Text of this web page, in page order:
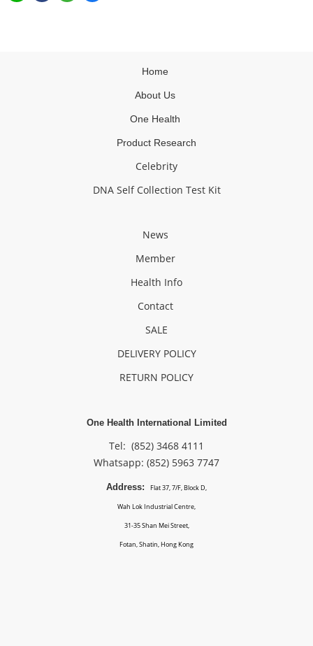
Home
About Us
One Health
Product Research
Celebrity
DNA Self Collection Test Kit
News
Member
Health Info
Contact
SALE
DELIVERY POLICY
RETURN POLICY
One Health International Limited
Tel: (852) 3468 4111
Whatsapp: (852) 5963 7747
Address: Flat 37, 7/F, Block D,
Wah Lok Industrial Centre,
31-35 Shan Mei Street,
Fotan, Shatin, Hong Kong